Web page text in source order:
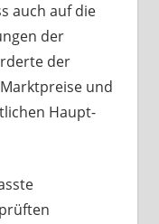
auch auf die
der
der
und
Haupt-